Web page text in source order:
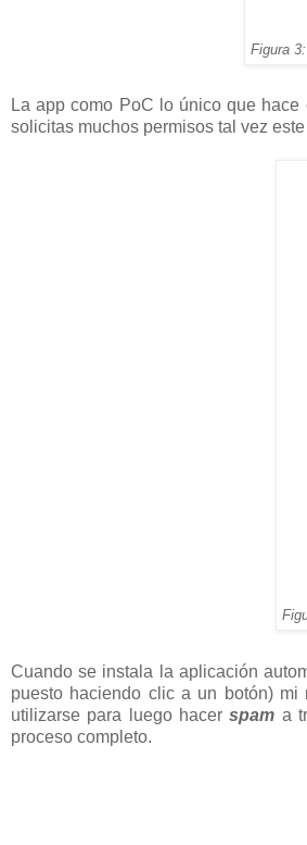
Figura
La app como PoC lo único que
solicitas muchos permisos tal vez
Cuando se instala la aplicación
puesto haciendo clic a un botón)
utilizarse para luego hacerspam a
proceso completo.